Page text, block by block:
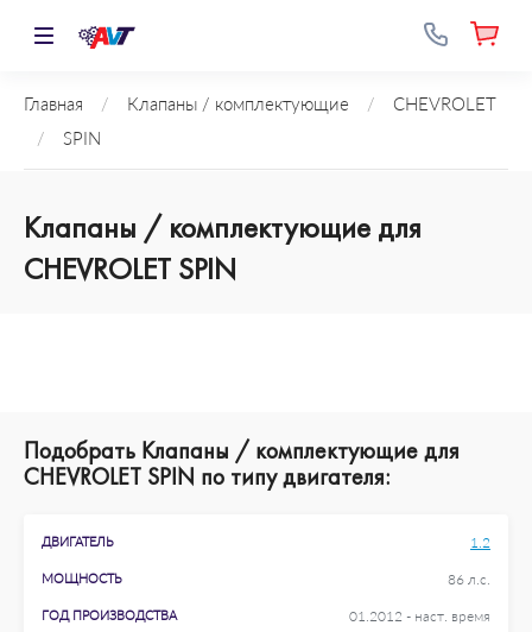
Главная / Клапаны / комплектующие /
CHEVROLET
/
SPIN
Клапаны / комплектующие для
CHEVROLET SPIN
Подобрать Клапаны / комплектующие для
CHEVROLET SPIN по типу двигателя:
ДВИГАТЕЛЬ 1.2
МОЩНОСТЬ 86 л.с.
ГОД ПРОИЗВОДСТВА 01.2012 - наст. время